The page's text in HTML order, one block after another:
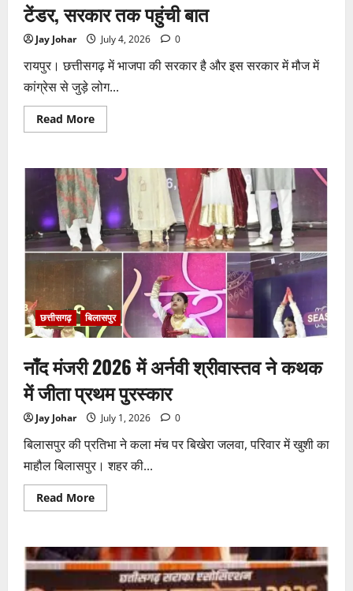
टेंडर, सरकार तक पहुंची बात
Jay Johar July 4, 2026 0
रायपुर। छत्तीसगढ़ में भाजपा की सरकार है और इस सरकार में मौज में
कांग्रेस से जुड़े लोग...
Read MoreRead
more
में
कांग्रेसी
ठेकेदार
को
करोड़ों
का
टेंडर:
मंत्रियों
के
नाक
के
हो
रहा
खेल,
अफसरों
मिलीभगत
से
रहा
करोड़ों
का
टेंडर,
सरकार
तक
पहुंची
बात
छत्तीसगढ़ बिलासपुर
नाँद मंजरी 2026 में अर्नवी श्रीवास्तव ने कथक
में जीता प्रथम पुरस्कार
Jay Johar July 1, 2026 0
बिलासपुर की प्रतिभा ने कला मंच पर बिखेरा जलवा, परिवार में खुशी का
माहौल बिलासपुर। शहर की...
Read MoreRead
more
2026
में
अर्नवी
श्रीवास्तव